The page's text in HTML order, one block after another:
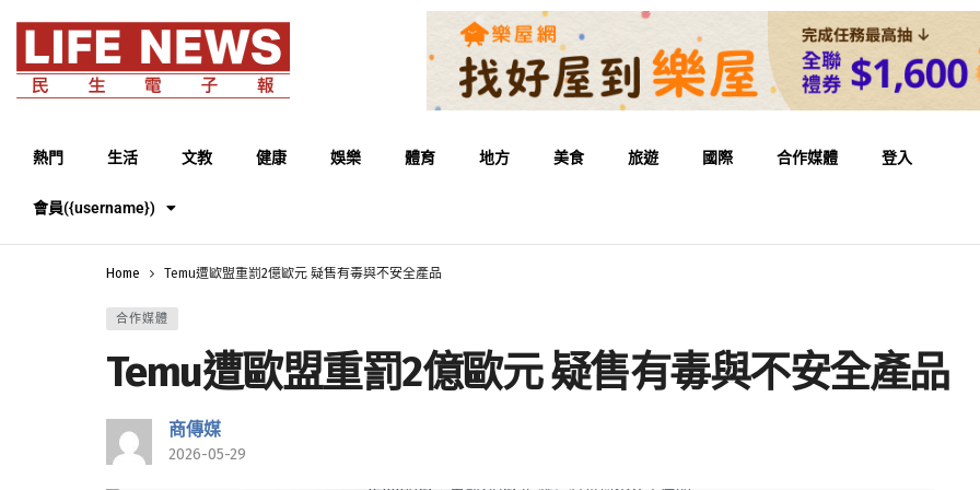
熱門 生活 文教 健康 娛樂 體育 地方 美食 旅遊 國際 合作媒體 登入
會員({username})
Home Temu遭歐盟重罰2億歐元 疑售有毒與不安全產品
合作媒體
Temu遭歐盟重罰2億歐元 疑售有毒與不安全產品
商傳媒
2026-05-29